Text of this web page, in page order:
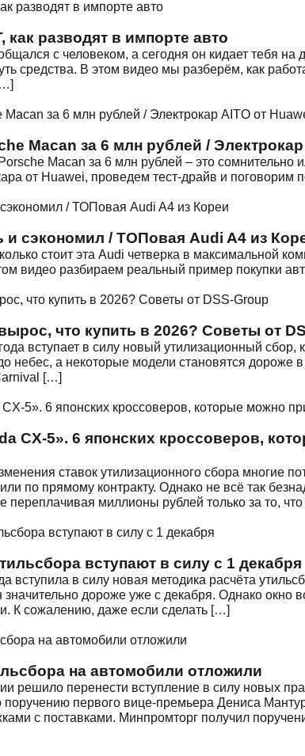
разводят в импорте авто
с человеком, а сегодня он кидает тебя на
средства. В этом видео мы разберём, как
Macan за 6 млн рублей /
Macan за 6 млн рублей – это сомнительно
от Huawei, проведем тест-драйв и
и сэкономил / ТОПовая Audi A4 из
стоит эта Audi четверка в максимальной
видео разбираем реальный пример покупки
что купить в 2026? Советы от
вступает в силу новый утилизационный
небес, а некоторые модели становятся
[…]
CX-5». 6 японских кроссоверов,
ставок утилизационного сбора многие
по прямому контракту. Однако не всё так
переплачивая миллионы рублей только за то,
вступают в силу с 1 декабря
вступила в силу новая методика расчёта
дороже уже с декабря. Однако окно
К сожалению, даже если сделать […]
на автомобили отложили
решило перенести вступление в силу новых
первого вице-премьера Дениса
с поставками. Минпромторг получил